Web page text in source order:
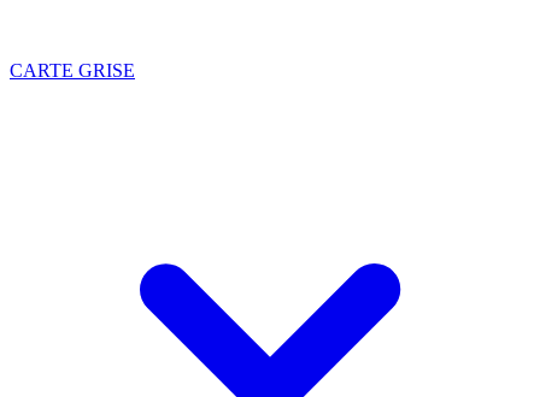
CARTE GRISE